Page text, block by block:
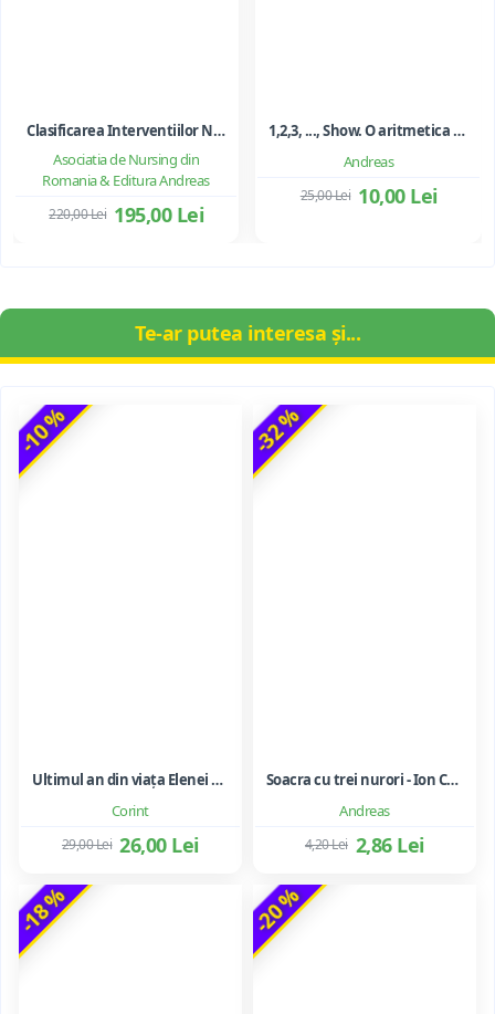
Asociatia de Nursing din
Romania & Editura Andreas
Clasificarea Interventiilor Nursing (NIC)
195,00 Lei
220,00 Lei
Andreas
1,2,3, ..., Show. O aritmetica emotionala, o poezie a matematicii - Ioan Dancila
10,00 Lei
25,00 Lei
Te-ar putea interesa și...
-10 %
Corint
Ultimul an din viața Elenei Ceaușescu - LAVINIA BETEA
26,00 Lei
29,00 Lei
-32 %
Andreas
Soacra cu trei nurori - Ion Creanga
2,86 Lei
4,20 Lei
-18 % -20 %